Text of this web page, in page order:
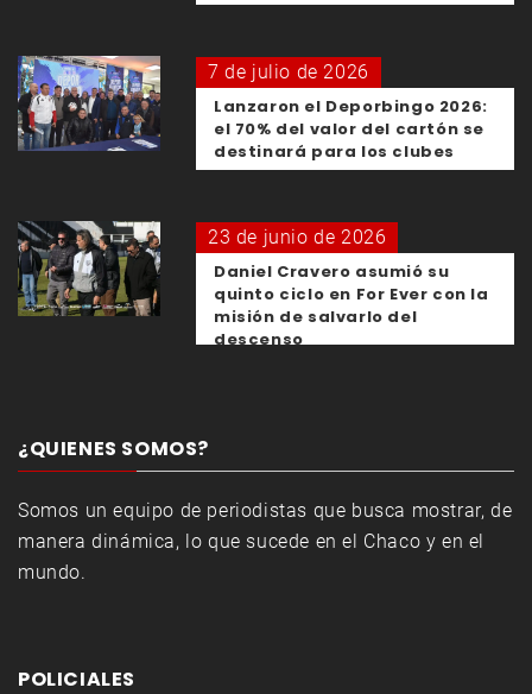
7 de julio de 2026
Lanzaron el Deporbingo 2026:
el 70% del valor del cartón se
destinará para los clubes
23 de junio de 2026
Daniel Cravero asumió su
quinto ciclo en For Ever con la
misión de salvarlo del
descenso
¿QUIENES SOMOS?
Somos un equipo de periodistas que busca mostrar, de
manera dinámica, lo que sucede en el Chaco y en el
mundo.
POLICIALES